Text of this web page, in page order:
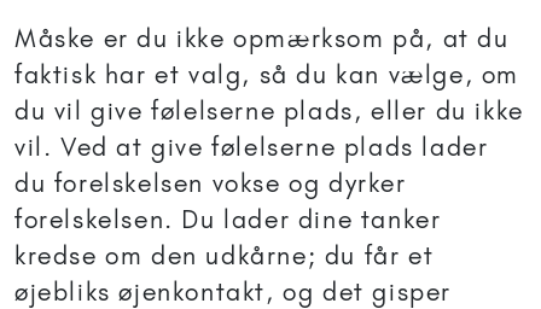
Måske er du ikke opmærksom på, at du
faktisk har et valg, så du kan vælge, om
du vil give følelserne plads, eller du ikke
vil. Ved at give følelserne plads lader
du forelskelsen vokse og dyrker
forelskelsen. Du lader dine tanker
kredse om den udkårne; du får et
øjebliks øjenkontakt, og det gisper